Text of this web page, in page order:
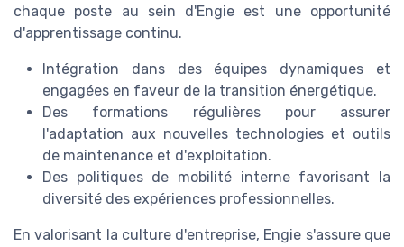
chaque poste au sein d'Engie est une opportunité
d'apprentissage continu.
Intégration dans des équipes dynamiques et
engagées en faveur de la transition énergétique.
Des formations régulières pour assurer
l'adaptation aux nouvelles technologies et outils
de maintenance et d'exploitation.
Des politiques de mobilité interne favorisant la
diversité des expériences professionnelles.
En valorisant la culture d'entreprise, Engie s'assure que